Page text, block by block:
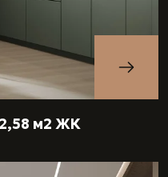
м2 ЖК